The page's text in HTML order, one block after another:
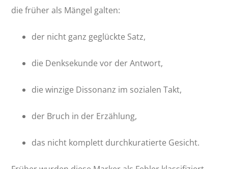
die früher als Mängel galten:
der nicht ganz geglückte Satz,
die Denksekunde vor der Antwort,
die winzige Dissonanz im sozialen Takt,
der Bruch in der Erzählung,
das nicht komplett durchkuratierte Gesicht.